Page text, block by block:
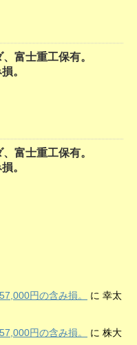
富士重工保有。
。
富士重工保有。
。
円の含み損。 に 幸太
円の含み損。
に 株大